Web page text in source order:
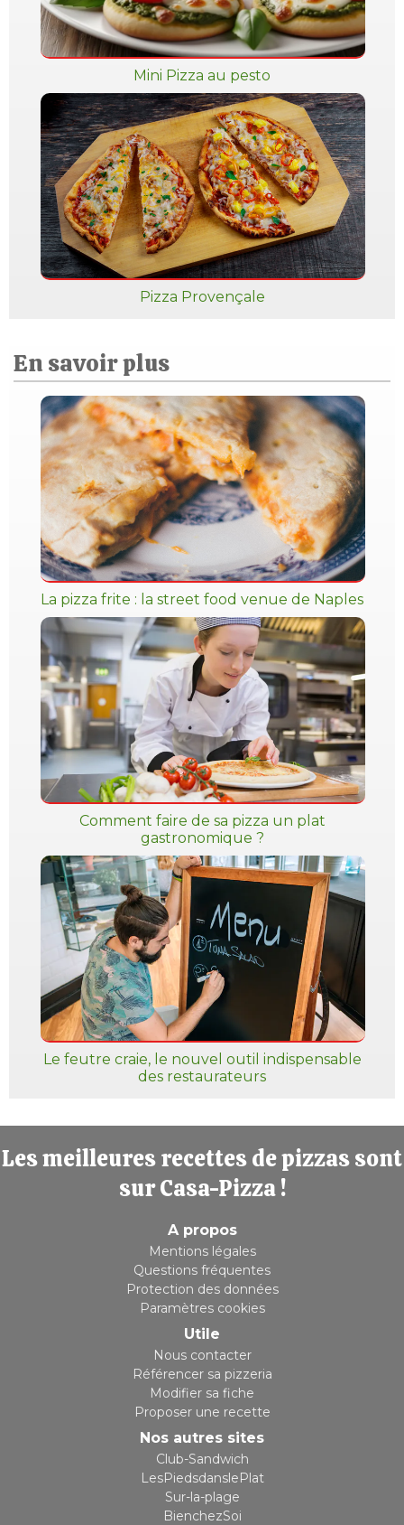
Mini Pizza au pesto
Pizza Provençale
En savoir plus
La pizza frite : la street food venue de Naples
Comment faire de sa pizza un plat
gastronomique ?
Le feutre craie, le nouvel outil indispensable
des restaurateurs
Les meilleures recettes de pizzas sont
sur Casa-Pizza !
A propos
Mentions légales
Questions fréquentes
Protection des données
Paramètres cookies
Utile
Nous contacter
Référencer sa pizzeria
Modifier sa fiche
Proposer une recette
Nos autres sites
Club-Sandwich
LesPiedsdanslePlat
Sur-la-plage
BienchezSoi